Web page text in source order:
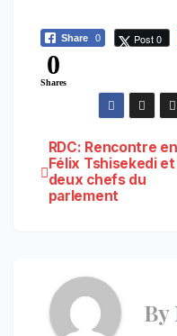
Share 0 Post 0
0
Shares
de
RDC: Rencontre
Félix Tshisekedi
deux chefs du
parlement
By